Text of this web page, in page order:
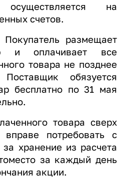
на
счетов.
размещает
и оплачивает все
товара не позднее
обязуется
бесплатно по 31 мая
товара сверх
потребовать с
за хранение из расчета
за каждый день
акции.